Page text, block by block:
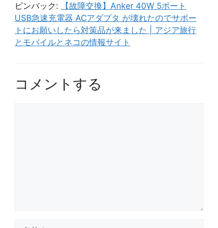
ピンバック:
【故障交換】Anker 40W 5ポート
USB急速充電器 ACアダプタ が壊れたのでサポー
トにお願いしたら対策品が来ました | アジア旅行
とモバイルとネコの情報サイト
コメントする